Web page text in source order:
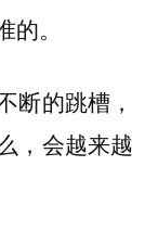
的。
断的跳槽，
，会越来越